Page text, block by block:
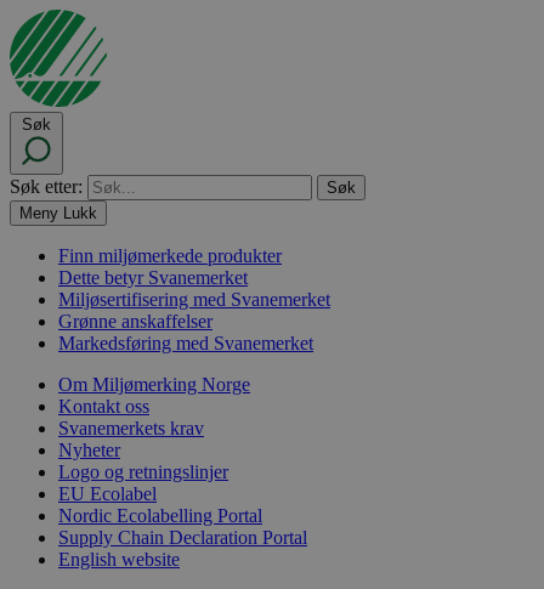
Søk
Søk etter:
Meny Lukk
Finn miljømerkede produkter
Dette betyr Svanemerket
Miljøsertifisering med Svanemerket
Grønne anskaffelser
Markedsføring med Svanemerket
Om Miljømerking Norge
Kontakt oss
Svanemerkets krav
Nyheter
Logo og retningslinjer
EU Ecolabel
Nordic Ecolabelling Portal
Supply Chain Declaration Portal
English website